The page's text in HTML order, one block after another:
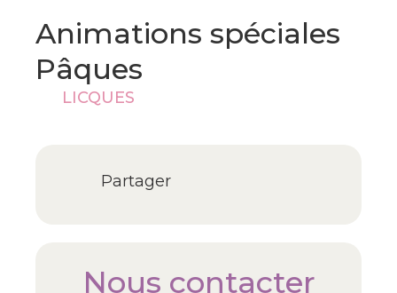
Animations spéciales
Pâques
LICQUES
Partager
Nous contacter